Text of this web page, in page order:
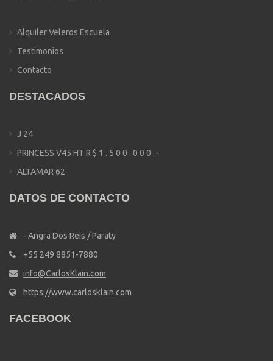
Alquiler Veleros Escuela
Testimonios
Contacto
DESTACADOS
J 24
PRINCESS V45 HT R $ 1 . 5 0 0 . 0 0 0 . -
ALTAMAR 62
DATOS DE CONTACTO
- Angra Dos Reis / Paraty
+55 249 8851-7880
info@CarlosKlain.com
https://www.carlosklain.com
FACEBOOK